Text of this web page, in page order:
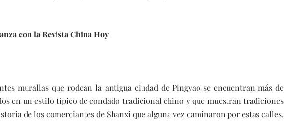
con la Revista China Hoy
murallas que rodean la antigua ciudad de Pingyao se encuentran más de
en un estilo típico de condado tradicional chino y que muestran tradiciones
de los comerciantes de Shanxi que alguna vez caminaron por estas calles.